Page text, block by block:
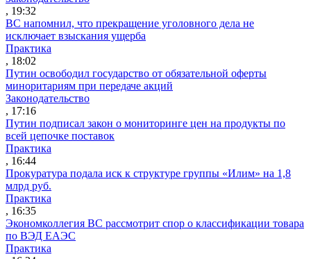
, 19:32
ВС напомнил, что прекращение уголовного дела не
исключает взыскания ущерба
Практика
, 18:02
Путин освободил государство от обязательной оферты
миноритариям при передаче акций
Законодательство
, 17:16
Путин подписал закон о мониторинге цен на продукты по
всей цепочке поставок
Практика
, 16:44
Прокуратура подала иск к структуре группы «Илим» на 1,8
млрд руб.
Практика
, 16:35
Экономколлегия ВС рассмотрит спор о классификации товара
по ВЭД ЕАЭС
Практика